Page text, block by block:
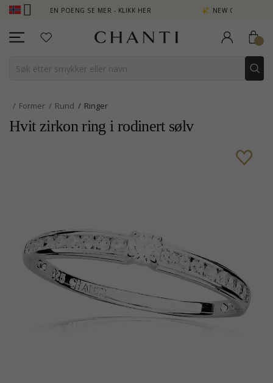
TJEN POENG SE MER - KLIKK HER NEW COLLECTION | AURA
Former Rund Ringer
Hvit zirkon ring i rodinert sølv